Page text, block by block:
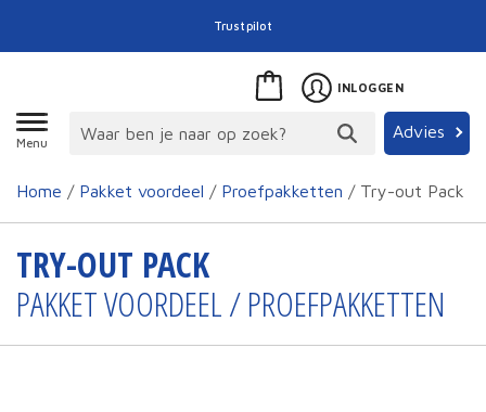
Trustpilot
Menu
Advies
INLOGGEN
Home / Pakket voordeel / Proefpakketten / Try-out Pack
TRY-OUT PACK
PAKKET VOORDEEL / PROEFPAKKETTEN